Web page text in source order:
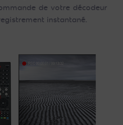
de votre décodeur
instantané.